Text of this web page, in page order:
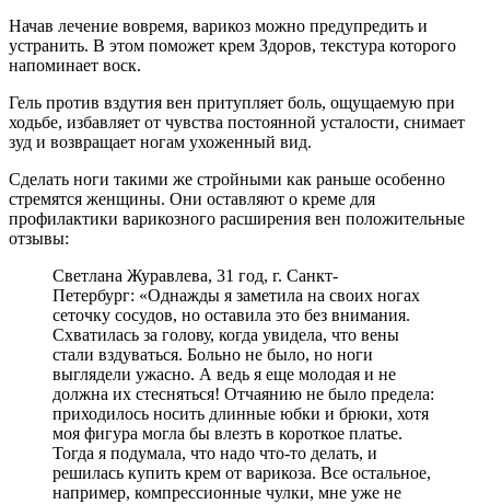
Начав лечение вовремя, варикоз можно предупредить и
устранить. В этом поможет крем Здоров, текстура которого
напоминает воск.
Гель против вздутия вен притупляет боль, ощущаемую при
ходьбе, избавляет от чувства постоянной усталости, снимает
зуд и возвращает ногам ухоженный вид.
Сделать ноги такими же стройными как раньше особенно
стремятся женщины. Они оставляют о креме для
профилактики варикозного расширения вен положительные
отзывы:
Светлана Журавлева, 31 год, г. Санкт-
Петербург: «Однажды я заметила на своих ногах
сеточку сосудов, но оставила это без внимания.
Схватилась за голову, когда увидела, что вены
стали вздуваться. Больно не было, но ноги
выглядели ужасно. А ведь я еще молодая и не
должна их стесняться! Отчаянию не было предела:
приходилось носить длинные юбки и брюки, хотя
моя фигура могла бы влезть в короткое платье.
Тогда я подумала, что надо что-то делать, и
решилась купить крем от варикоза. Все остальное,
например, компрессионные чулки, мне уже не